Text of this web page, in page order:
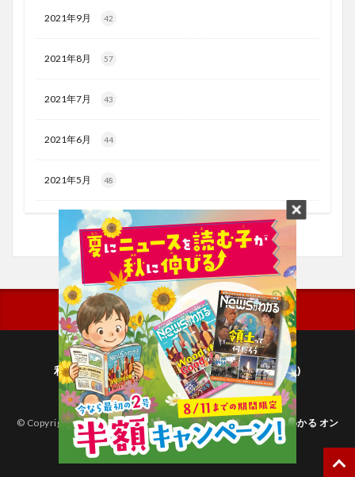
2021年9月 42
2021年8月 57
2021年7月 43
2021年6月 44
2021年5月 48
利用規約
プライバシーポリシー(毎日新聞出版)
個人情報について(毎日新聞社)
© Copyright 2026子どものためのニュース雑誌「ニュースがわかる オン
ライン」.